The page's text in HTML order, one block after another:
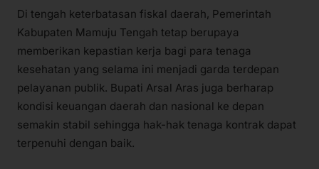
Di tengah keterbatasan fiskal daerah, Pemerintah
Kabupaten Mamuju Tengah tetap berupaya
memberikan kepastian kerja bagi para tenaga
kesehatan yang selama ini menjadi garda terdepan
pelayanan publik. Bupati Arsal Aras juga berharap
kondisi keuangan daerah dan nasional ke depan
semakin stabil sehingga hak-hak tenaga kontrak dapat
terpenuhi dengan baik.